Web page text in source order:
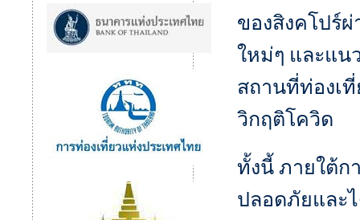
ของสิงคโปร์
ใหม่ๆ และแน
สถานที่ท่องเ
วิกฤติโควิด
ทั้งนี้ ภายใต้ก
ปลอดภัยและ